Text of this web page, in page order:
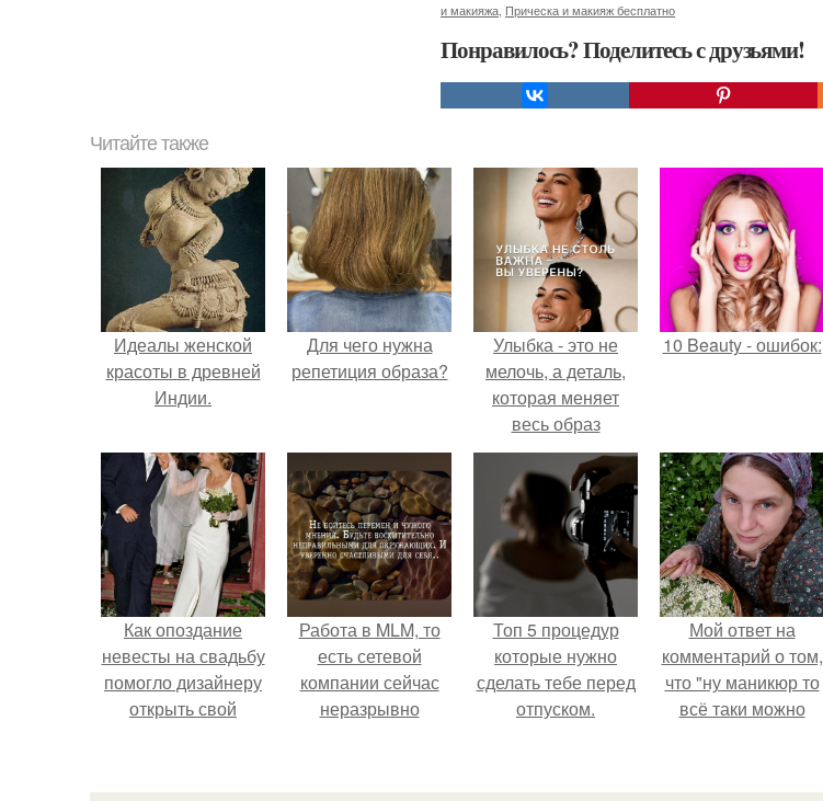
и макияжа Прическа и макияж бесплатно
Понравилось? Поделитесь с друзьями!
Читайте также
Идеалы женской
красоты в древней
Индии.
Для чего нужна
репетиция образа?
Улыбка - это не
мелочь, а деталь,
которая меняет
весь образ
человека.
10 Beauty - ошибок:
Как опоздание
невесты на свадьбу
помогло дизайнеру
открыть свой
Работа в MLM, то
есть сетевой
компании сейчас
неразрывно
своей страницы в
Топ 5 процедур
которые нужно
сделать тебе перед
отпуском.
Мой ответ на
комментарий о том,
что "ну маникюр то
всё таки можно